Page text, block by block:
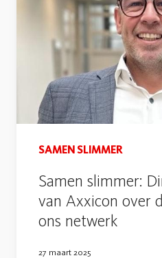
SAMEN SLIMMER
Samen slimmer:
van Axxicon over
ons netwerk
27 maart 2025